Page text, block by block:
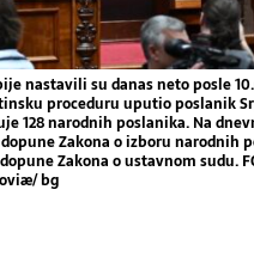
nastavili su danas neto posle
proceduru uputio poslanik
128 narodnih poslanika. Na
Zakona o izboru narodnih
Zakona o ustavnom sudu.
bg